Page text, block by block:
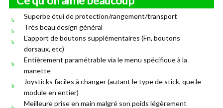
Superbe étui de protection/rangement/transport
Très beau design général
L’apport de boutons supplémentaires (Fn, boutons
dorsaux, etc)
Entièrement paramétrable via le menu spécifique à la
manette
Joysticks faciles à changer (autant le type de stick, que le
module en entier)
Meilleure prise en main malgré son poids légèrement